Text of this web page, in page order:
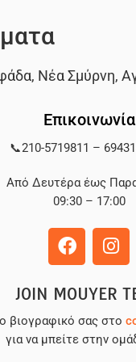
, Νέα Σμύρνη,
Επικοινωνία
📞210-5719811 –
Από Δευτέρα έως
09:30 – 17:00
JOIN MOUYER
βιογραφικό σας στο
για να μπείτε στην